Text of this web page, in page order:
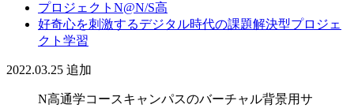
プロジェクトN@N/S高
好奇心を刺激するデジタル時代の課題解決型プロジェ
クト学習
2022.03.25 追加
N高通学コースキャンパスのバーチャル背景用サ